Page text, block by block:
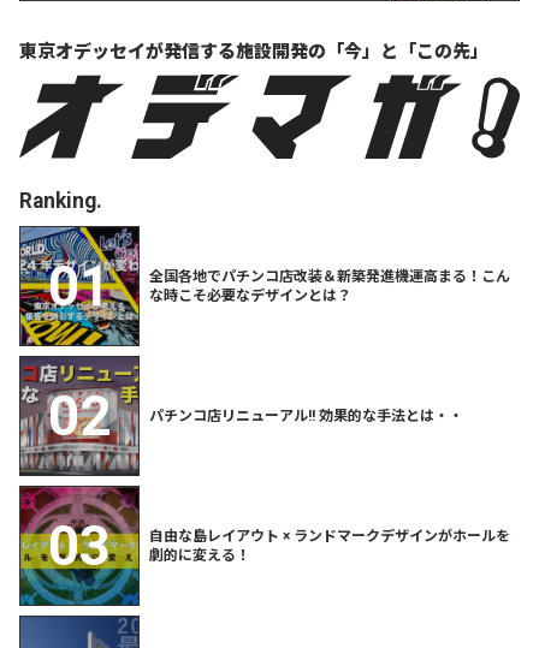
東京オデッセイが発信する施設開発の「今」と「この先」
Ranking.
全国各地でパチンコ店改装＆新築発進機運高まる！こん
な時こそ必要なデザインとは？
パチンコ店リニューアル!! 効果的な手法とは・・
自由な島レイアウト × ランドマークデザインがホールを
劇的に変える！